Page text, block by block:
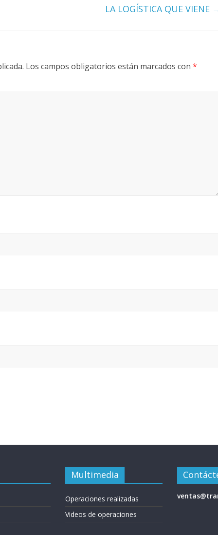
LA LOGÍSTICA QUE VIENE
Los campos obligatorios están marcados con *
Multimedia
Operaciones realizadas
Videos de operaciones